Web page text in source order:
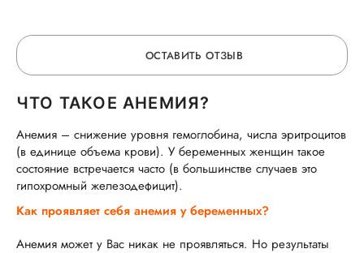
ОСТАВИТЬ ОТЗЫВ
ОСТАВЬТЕ ОТЗЫВ
ОБ УСЛУГЕ
ГОРЯЧАЯ ЛИНИЯ КАЧЕСТВА
ЧТО ТАКОЕ АНЕМИЯ?
Анемия – снижение уровня гемоглобина, числа эритроцитов
(в единице объема крови). У беременных женщин такое
состояние встречается часто (в большинстве случаев это
гипохромный железодефицит).
Как проявляет себя анемия у беременных?
Анемия может у Вас никак не проявляться. Но результаты